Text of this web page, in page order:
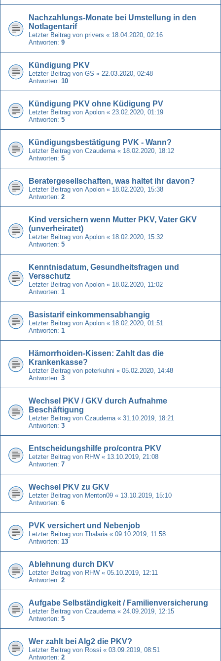
Nachzahlungs-Monate bei Umstellung in den
Notlagentarif
Letzter Beitrag von privers « 18.04.2020, 02:16
Antworten: 9
Kündigung PKV
Letzter Beitrag von GS « 22.03.2020, 02:48
Antworten: 10
Kündigung PKV ohne Küdigung PV
Letzter Beitrag von Apolon « 23.02.2020, 01:19
Antworten: 5
Kündigungsbestätigung PVK - Wann?
Letzter Beitrag von Czauderna « 18.02.2020, 18:12
Antworten: 5
Beratergesellschaften, was haltet ihr davon?
Letzter Beitrag von Apolon « 18.02.2020, 15:38
Antworten: 2
Kind versichern wenn Mutter PKV, Vater GKV
(unverheiratet)
Letzter Beitrag von Apolon « 18.02.2020, 15:32
Antworten: 5
Kenntnisdatum, Gesundheitsfragen und
Versschutz
Letzter Beitrag von Apolon « 18.02.2020, 11:02
Antworten: 1
Basistarif einkommensabhangig
Letzter Beitrag von Apolon « 18.02.2020, 01:51
Antworten: 1
Hämorrhoiden-Kissen: Zahlt das die
Krankenkasse?
Letzter Beitrag von peterkuhni « 05.02.2020, 14:48
Antworten: 3
Wechsel PKV / GKV durch Aufnahme
Beschäftigung
Letzter Beitrag von Czauderna « 31.10.2019, 18:21
Antworten: 3
Entscheidungshilfe pro/contra PKV
Letzter Beitrag von RHW « 13.10.2019, 21:08
Antworten: 7
Wechsel PKV zu GKV
Letzter Beitrag von Menton09 « 13.10.2019, 15:10
Antworten: 6
PVK versichert und Nebenjob
Letzter Beitrag von Thalaria « 09.10.2019, 11:58
Antworten: 13
Ablehnung durch DKV
Letzter Beitrag von RHW « 05.10.2019, 12:11
Antworten: 2
Aufgabe Selbständigkeit / Familienversicherung
Letzter Beitrag von Czauderna « 24.09.2019, 12:15
Antworten: 5
Wer zahlt bei Alg2 die PKV?
Letzter Beitrag von Rossi « 03.09.2019, 08:51
Antworten: 2